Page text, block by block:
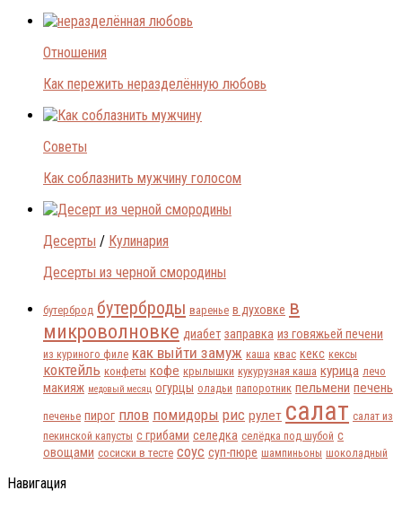
Отношения
Как пережить неразделённую любовь
Советы
Как соблазнить мужчину голосом
Десерты / Кулинария
Десерты из черной смородины
бутерброд бутерброды варенье в духовке в
микроволновке диабет заправка из говяжьей печени
из куриного филе как выйти замуж каша квас кекс кексы
коктейль конфеты кофе крылышки кукурузная каша курица лечо
макияж медовый месяц огурцы оладьи папоротник пельмени печень
печенье пирог плов помидоры рис рулет салат салат из
пекинской капусты с грибами селедка селёдка под шубой с
овощами сосиски в тесте соус суп-пюре шампиньоны шоколадный
Навигация